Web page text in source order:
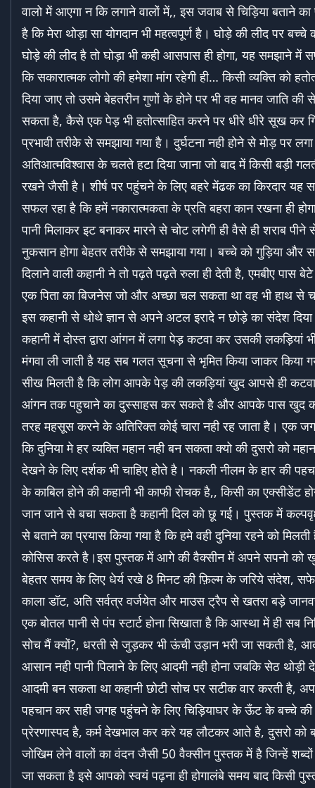
वालो में आएगा न कि लगाने वालों में,, इस जवाब से चिड़िया बताने
है कि मेरा थोड़ा सा योगदान भी महत्वपूर्ण है। घोड़े की लीद पर बच्चे
घोड़े की लीद है तो घोड़ा भी कही आसपास ही होगा, यह समझाने में
कि सकारात्मक लोगो की हमेशा मांग रहेगी ही… किसी व्यक्ति को
दिया जाए तो उसमे बेहतरीन गुणों के होने पर भी वह मानव जाति की
सकता है, कैसे एक पेड़ भी हतोत्साहित करने पर धीरे धीरे सूख कर
प्रभावी तरीके से समझाया गया है। दुर्घटना नही होने से मोड़ पर लगा
अतिआत्मविश्वास के चलते हटा दिया जाना जो बाद में किसी बड़ी
रखने जैसी है। शीर्ष पर पहुंचने के लिए बहरे मेंढक का किरदार यह
सफल रहा है कि हमें नकारात्मकता के प्रति बहरा कान रखना ही
पानी मिलाकर इट बनाकर मारने से चोट लगेगी ही वैसे ही शराब पीने
नुकसान होगा बेहतर तरीके से समझाया गया। बच्चे को गुड़िया
दिलाने वाली कहानी ने तो पढ़ते पढ़ते रुला ही देती है, एमबीए पास
एक पिता का बिजनेस जो और अच्छा चल सकता था वह भी हाथ से
इस कहानी से थोथे ज्ञान से अपने अटल इरादे न छोड़े का संदेश
कहानी में दोस्त द्वारा आंगन में लगा पेड़ कटवा कर उसकी लकड़ियां
मंगवा ली जाती है यह सब गलत सूचना से भृमित किया जाकर किया
सीख मिलती है कि लोग आपके पेड़ की लकड़ियां खुद आपसे ही
आंगन तक पहुचाने का दुस्साहस कर सकते है और आपके पास खुद
तरह महसूस करने के अतिरिक्त कोई चारा नही रह जाता है। एक
कि दुनिया मे हर व्यक्ति महान नही बन सकता क्यो की दुसरो को
देखने के लिए दर्शक भी चाहिए होते है। नकली नीलम के हार की
के काबिल होने की कहानी भी काफी रोचक है,, किसी का एक्सीडेंट
जान जाने से बचा सकता है कहानी दिल को छू गई। पुस्तक में
से बताने का प्रयास किया गया है कि हमे वही दुनिया रहने को
कोसिस करते है।इस पुस्तक में आगे की वैक्सीन में अपने सपनो को
बेहतर समय के लिए धेर्य रखे 8 मिनट की फ़िल्म के जरिये संदेश,
काला डॉट, अति सर्वत्र वर्जयेत और माउस ट्रैप से खतरा बड़े
एक बोतल पानी से पंप स्टार्ट होना सिखाता है कि आस्था में ही सब
सोच मैं क्यों?, धरती से जुड़कर भी ऊंची उड़ान भरी जा सकती है,
आसान नही पानी पिलाने के लिए आदमी नही होना जबकि सेठ थोड़ी
आदमी बन सकता था कहानी छोटी सोच पर सटीक वार करती है,
पहचान कर सही जगह पहुंचने के लिए चिड़ियाघर के ऊँट के बच्चे की
प्रेरणास्पद है, कर्म देखभाल कर करे यह लौटकर आते है, दुसरो को
जोखिम लेने वालों का वंदन जैसी 50 वैक्सीन पुस्तक में है जिन्हें शब्दों
जा सकता है इसे आपको स्वयं पढ़ना ही होगालंबे समय बाद किसी